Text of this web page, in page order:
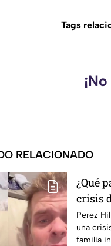
Tags
RELACIONADO
¿Qué
crisis
revela
Perez
una
familia